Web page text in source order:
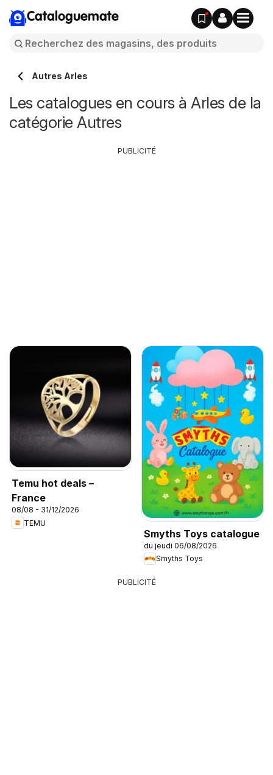
Cataloguemate
Autres Arles
Les catalogues en cours à Arles de la
catégorie Autres
Temu hot deals –
France
08/08 - 31/12/2026
TEMU
Smyths Toys catalogue
du jeudi 06/08/2026
Smyths Toys
PUBLICITÉ
PUBLICITÉ